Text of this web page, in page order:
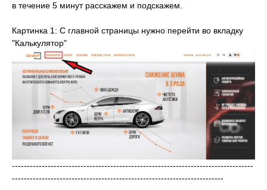
в течение 5 минут расскажем и подскажем.
Картинка 1: С главной страницы нужно перейти во вкладку
"Калькулятор"
---------------------------------------------------------------------------------
-----------------------------------------------------------------------